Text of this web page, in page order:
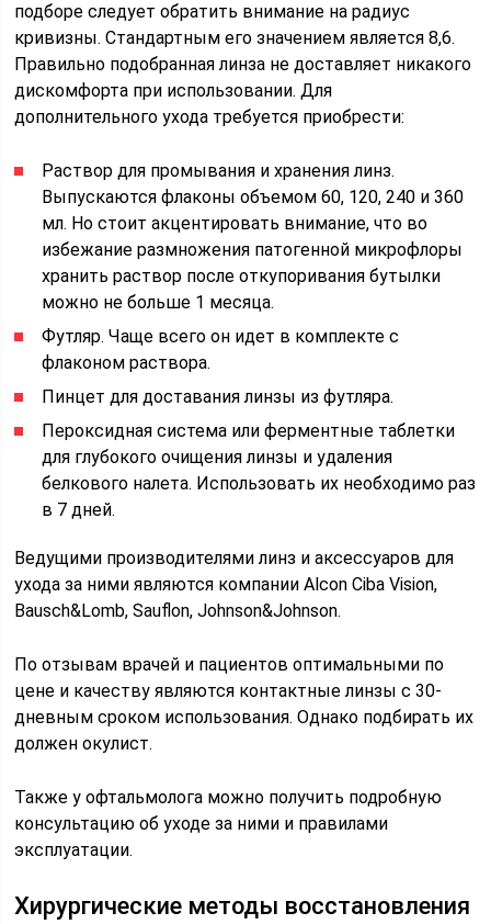
подборе следует обратить внимание на радиус
кривизны. Стандартным его значением является 8,6.
Правильно подобранная линза не доставляет никакого
дискомфорта при использовании. Для
дополнительного ухода требуется приобрести:
Раствор для промывания и хранения линз.
Выпускаются флаконы объемом 60, 120, 240 и 360
мл. Но стоит акцентировать внимание, что во
избежание размножения патогенной микрофлоры
хранить раствор после откупоривания бутылки
можно не больше 1 месяца.
Футляр. Чаще всего он идет в комплекте с
флаконом раствора.
Пинцет для доставания линзы из футляра.
Пероксидная система или ферментные таблетки
для глубокого очищения линзы и удаления
белкового налета. Использовать их необходимо раз
в 7 дней.
Ведущими производителями линз и аксессуаров для
ухода за ними являются компании Alcon Ciba Vision,
Bausch&Lomb, Sauflon, Johnson&Johnson.
По отзывам врачей и пациентов оптимальными по
цене и качеству являются контактные линзы с 30-
дневным сроком использования. Однако подбирать их
должен окулист.
Также у офтальмолога можно получить подробную
консультацию об уходе за ними и правилами
эксплуатации.
Хирургические методы восстановления